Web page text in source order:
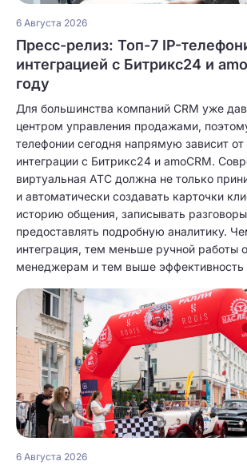
6 Августа 2026
Пресс-релиз: Топ-7 IP-
интеграцией с Битрикс24 и
году
Для большинства компаний CRM уже
центром управления продажами,
телефонии сегодня напрямую зависит от
интеграции с Битрикс24 и amoCRM.
виртуальная АТС должна не только
и автоматически создавать карточки
историю общения, записывать
предоставлять подробную аналитику.
интеграция, тем меньше ручной работы
менеджерам и тем выше эффективность
6 Августа 2026